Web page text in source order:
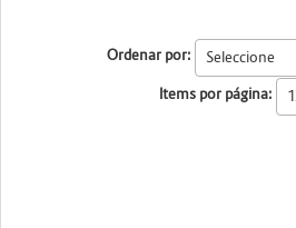
Ordenar por:
Items por página: